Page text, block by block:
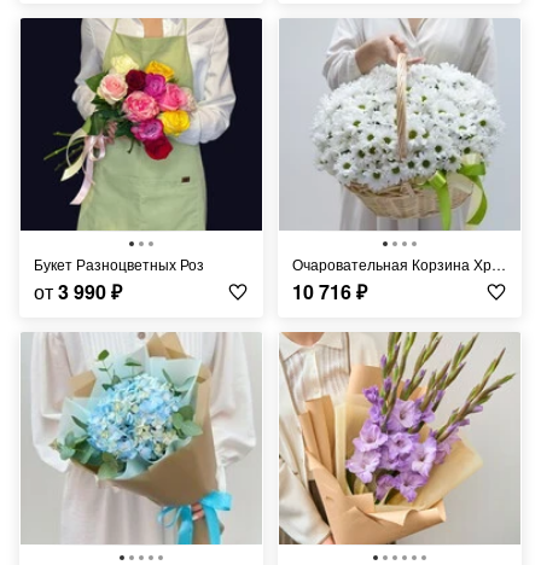
Букет Разноцветных Роз
от3 990₽
Очаровательная Корзина Хризантем
10 716₽